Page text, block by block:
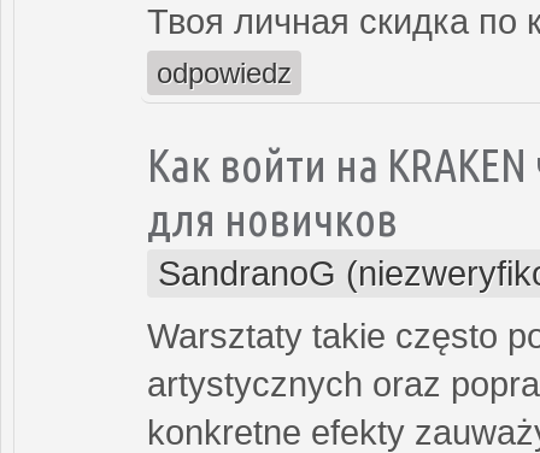
Твоя личная скидка по
odpowiedz
Как войти на
для новичков
SandranoG
Warsztaty takie często
artystycznych oraz
konkretne efekty